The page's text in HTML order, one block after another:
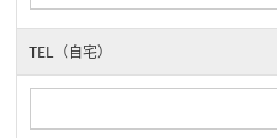
TEL（自宅）